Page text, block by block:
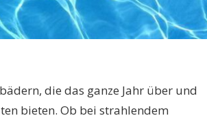
die das ganze Jahr über und
bieten. Ob bei strahlendem